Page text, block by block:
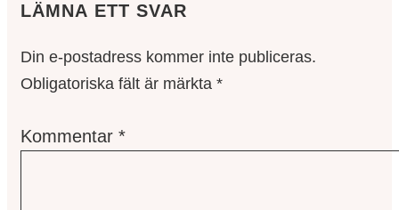
LÄMNA ETT SVAR
Din e-postadress kommer inte publiceras.
Obligatoriska fält är märkta *
Kommentar *